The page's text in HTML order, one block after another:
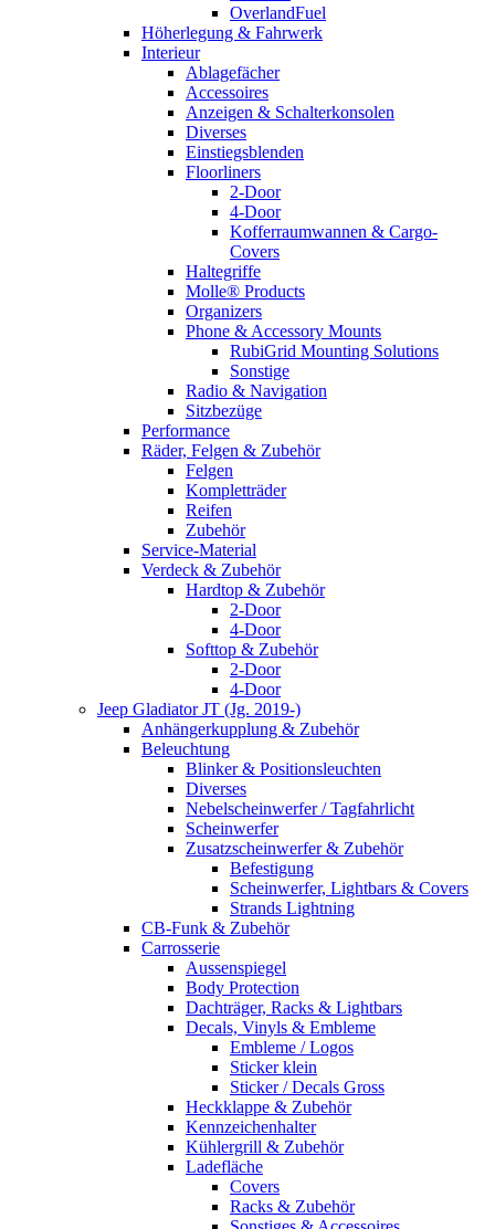
OverlandFuel
Höherlegung & Fahrwerk
Interieur
Ablagefächer
Accessoires
Anzeigen & Schalterkonsolen
Diverses
Einstiegsblenden
Floorliners
2-Door
4-Door
Kofferraumwannen & Cargo-
Covers
Haltegriffe
Molle® Products
Organizers
Phone & Accessory Mounts
RubiGrid Mounting Solutions
Sonstige
Radio & Navigation
Sitzbezüge
Performance
Räder, Felgen & Zubehör
Felgen
Kompletträder
Reifen
Zubehör
Service-Material
Verdeck & Zubehör
Hardtop & Zubehör
2-Door
4-Door
Softtop & Zubehör
2-Door
4-Door
Jeep Gladiator JT (Jg. 2019-)
Anhängerkupplung & Zubehör
Beleuchtung
Blinker & Positionsleuchten
Diverses
Nebelscheinwerfer / Tagfahrlicht
Scheinwerfer
Zusatzscheinwerfer & Zubehör
Befestigung
Scheinwerfer, Lightbars & Covers
Strands Lightning
CB-Funk & Zubehör
Carrosserie
Aussenspiegel
Body Protection
Dachträger, Racks & Lightbars
Decals, Vinyls & Embleme
Embleme / Logos
Sticker klein
Sticker / Decals Gross
Heckklappe & Zubehör
Kennzeichenhalter
Kühlergrill & Zubehör
Ladefläche
Covers
Racks & Zubehör